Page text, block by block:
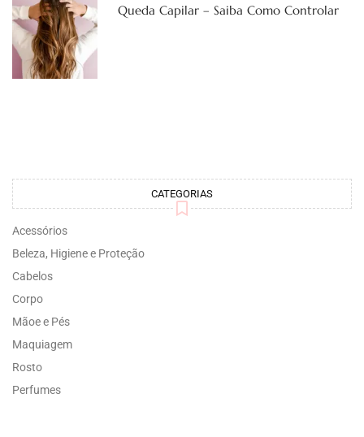
Queda Capilar – Saiba Como Controlar
CATEGORIAS
Acessórios
Beleza, Higiene e Proteção
Cabelos
Corpo
Mãoe e Pés
Maquiagem
Rosto
Perfumes